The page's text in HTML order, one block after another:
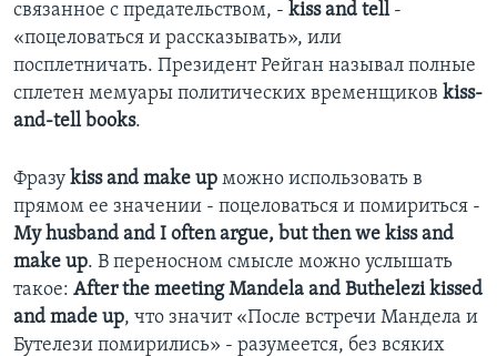
Языки
связанное с предательством, - kiss and tell-
«поцеловаться и рассказывать», или
посплетничать. Президент Рейган называл полные
сплетен мемуары политических временщиков kiss-
and-tell books.
Фразу kiss and make up можно использовать в
прямом ее значении - поцеловаться и помириться -
My husband and I often argue, but then we kiss and
make up. В переносном смысле можно услышать
такое: After the meeting Mandela and Buthelezi kissed
and made up, что значит «После встречи Мандела и
Бутелези помирились» - разумеется, без всяких